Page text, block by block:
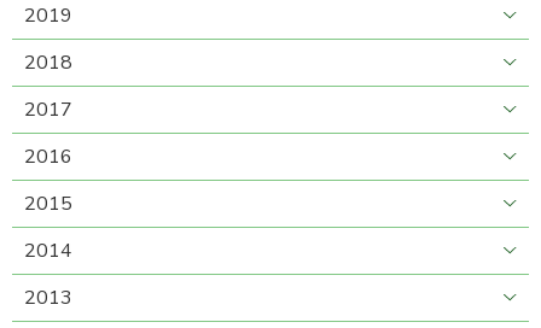
2019
2018
2017
2016
2015
2014
2013